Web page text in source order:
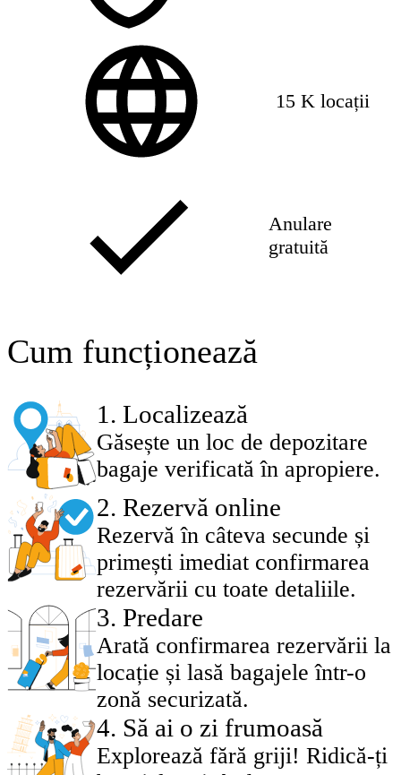
15 K locații
Anulare
gratuită
Cum funcționează
1 . Localizează
Găsește un loc de depozitare
bagaje verificată în apropiere.
2. Rezervă online
Rezervă în câteva secunde și
primești imediat confirmarea
rezervării cu toate detaliile.
3. Predare
Arată confirmarea rezervării la
locație și lasă bagajele într-o
zonă securizată.
4. Să ai o zi frumoasă
Explorează fără griji! Ridică-ți